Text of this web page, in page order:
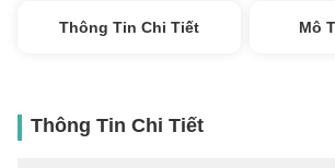
Thông Tin Chi Tiết Mô
Thông Tin Chi Tiết